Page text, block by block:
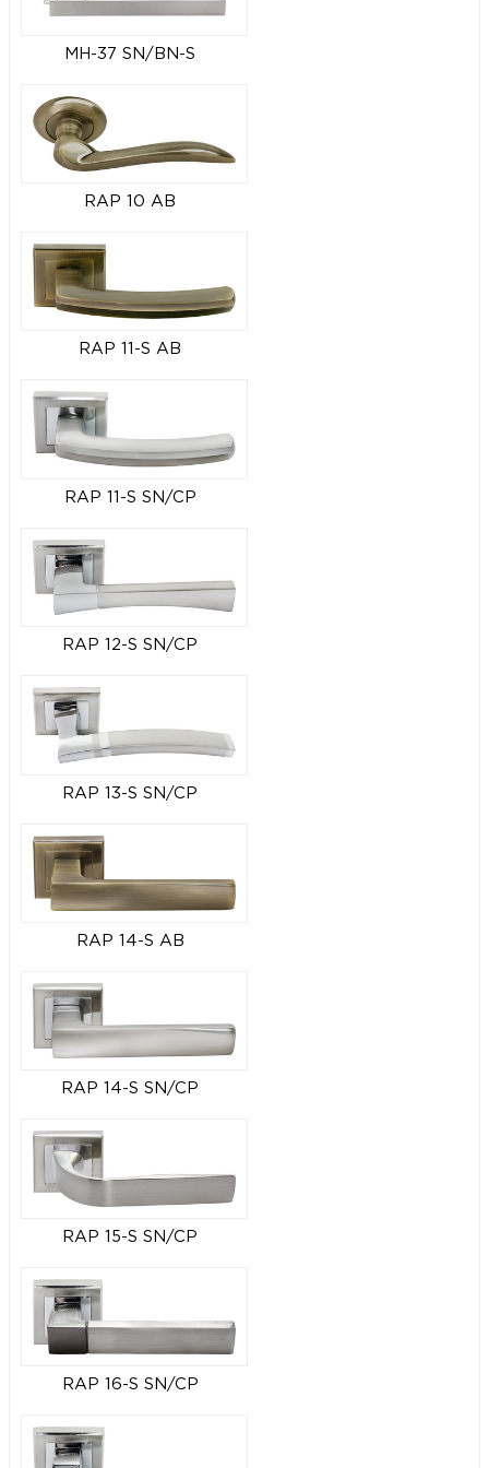
MH-37 SN/BN-S
RAP 10 AB
RAP 11-S AB
RAP 11-S SN/CP
RAP 12-S SN/CP
RAP 13-S SN/CP
RAP 14-S AB
RAP 14-S SN/CP
RAP 15-S SN/CP
RAP 16-S SN/CP